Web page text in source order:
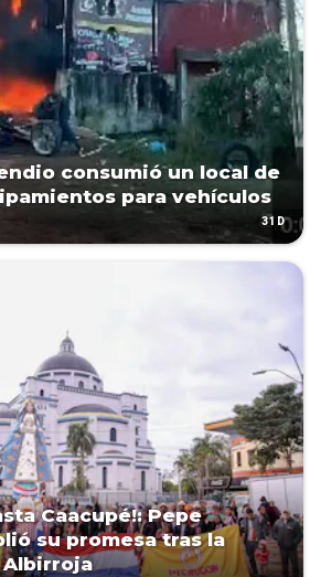
consumió un local de
para vehículos
31D
Caacupé!: Pepe
su promesa tras la